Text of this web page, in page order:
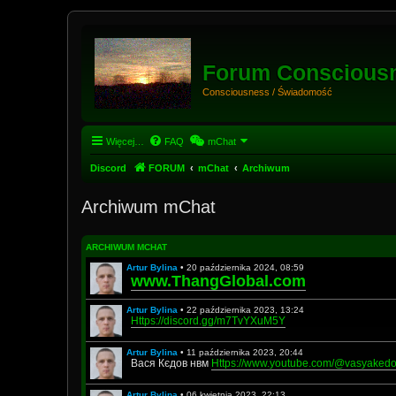
Forum
Consciousness / Świadomość
Więcej… FAQ mChat
Discord FORUM mChat Archiwum
Archiwum mChat
ARCHIWUM MCHAT
Artur Bylina • 20 października 2024, 08:59
www.ThangGlobal.com
Artur Bylina • 22 października 2023, 13:24
Https://discord.gg/m7TvYXuM5Y
Artur Bylina • 11 października 2023, 20:44
Вася Кєдов нвм Https://www.youtube.com/